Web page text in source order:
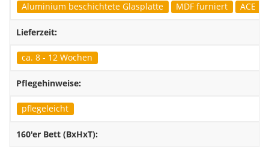
Aluminium beschichtete Glasplatte MDF furniert ACE
Lieferzeit:
ca. 8 - 12 Wochen
Pflegehinweise:
pflegeleicht
160'er Bett (BxHxT):